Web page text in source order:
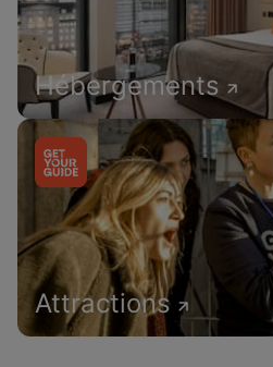
Hébergements
Attractions